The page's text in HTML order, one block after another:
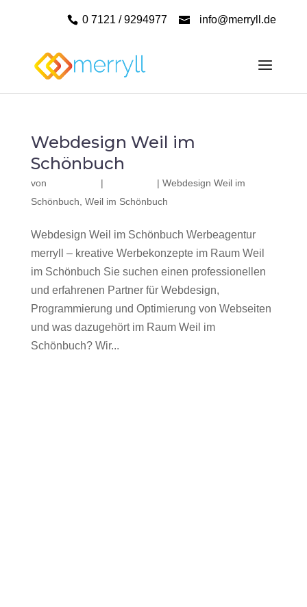
0 7121 / 9294977 info@merryll.de
Webdesign Weil im
Schönbuch
von | | Webdesign Weil im
Schönbuch Weil im Schönbuch
Webdesign Weil im Schönbuch Werbeagentur
merryll – kreative Werbekonzepte im Raum Weil
im Schönbuch Sie suchen einen professionellen
und erfahrenen Partner für Webdesign,
Programmierung und Optimierung von Webseiten
und was dazugehört im Raum Weil im
Schönbuch? Wir...